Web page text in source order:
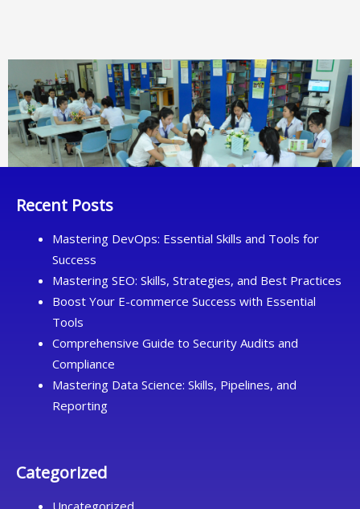
Recent Posts
Mastering DevOps: Essential Skills and Tools for
Success
Mastering SEO: Skills, Strategies, and Best Practices
Boost Your E-commerce Success with Essential
Tools
Comprehensive Guide to Security Audits and
Compliance
Mastering Data Science: Skills, Pipelines, and
Reporting
Categorized
Uncategorized